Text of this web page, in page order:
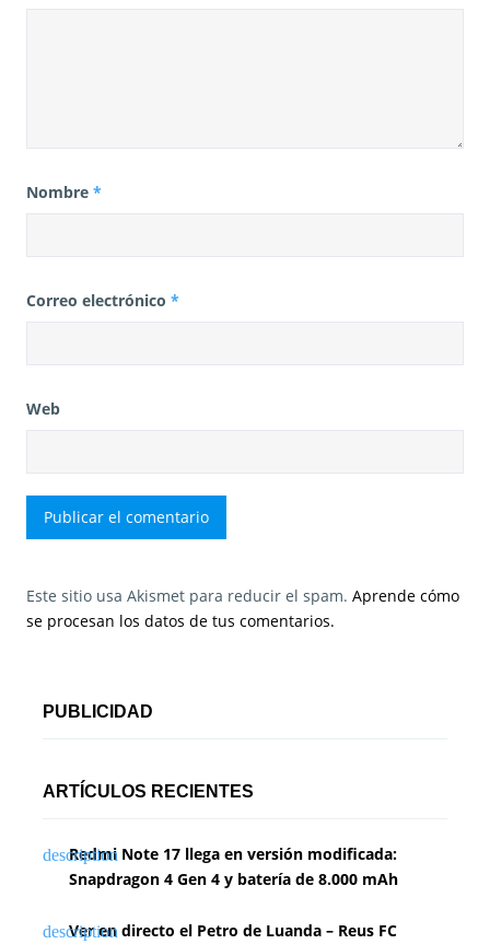
Nombre *
Correo electrónico *
Web
Este sitio usa Akismet para reducir el spam. Aprende cómo
se procesan los datos de tus comentarios.
PUBLICIDAD
ARTÍCULOS RECIENTES
Redmi Note 17 llega en versión modificada:
Snapdragon 4 Gen 4 y batería de 8.000 mAh
Ver en directo el Petro de Luanda – Reus FC